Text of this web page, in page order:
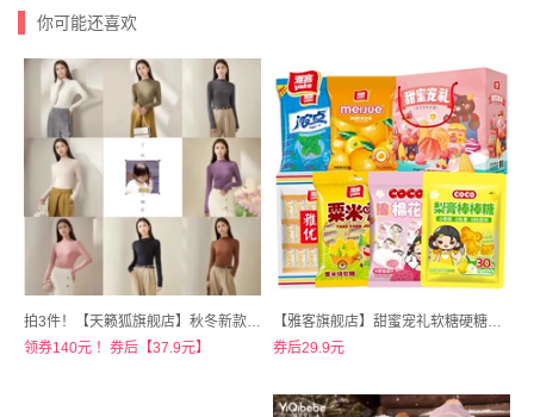
你可能还喜欢
拍3件！【天籁狐旗舰店】秋冬新款半高领德绒打底衫
领券140元 ！券后【37.9元】
【雅客旗舰店】甜蜜宠礼软糖硬糖组合装礼盒766g
券后29.9元